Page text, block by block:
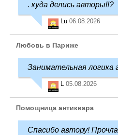
. куда делись авторы!!?
Lu 06.08.2026
Любовь в Париже
Занимательная логика
L 05.08.2026
Помощница антиквара
Спасибо автору!